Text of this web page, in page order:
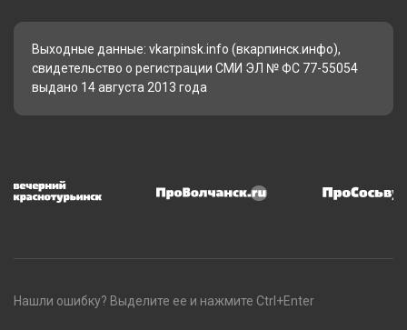
Выходные данные: vkarpinsk.info (вкарпинск.инфо),
свидетельство о регистрации СМИ ЭЛ № ФС 77-55054
выдано 14 августа 2013 года
Нашли ошибку? Выделите ее и нажмите Ctrl+Enter